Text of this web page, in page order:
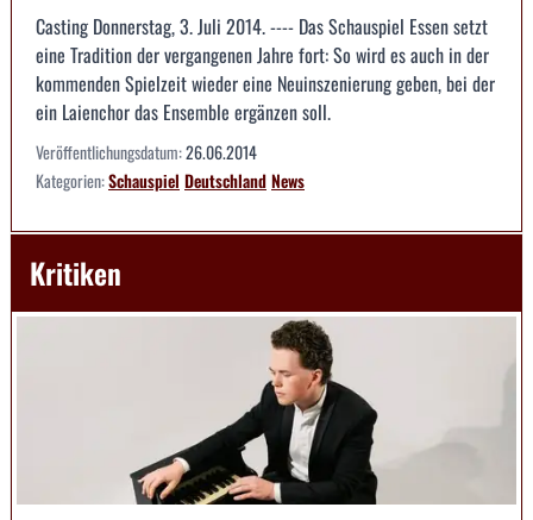
Casting Donnerstag, 3. Juli 2014. ---- Das Schauspiel Essen setzt
eine Tradition der vergangenen Jahre fort: So wird es auch in der
kommenden Spielzeit wieder eine Neuinszenierung geben, bei der
ein Laienchor das Ensemble ergänzen soll.
Veröffentlichungsdatum:26.06.2014
Kategorien:Schauspiel DeutschlandNews
Kritiken